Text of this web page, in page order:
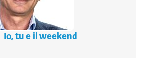
Io, tu e il weekend